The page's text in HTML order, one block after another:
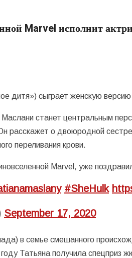
Marvel исполнит
дитя») сыграет женскую версию
станет центральным
расскажет о двоюродной
переливания крови.
Marvel, уже
#SheHulk
September 17, 2020
в семье смешанного
Татьяна получила спецприз